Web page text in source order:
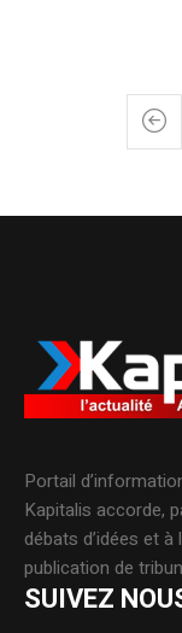
Portail
Kapitalis accorde,
débats d’idées et
publication de
SUIVEZ